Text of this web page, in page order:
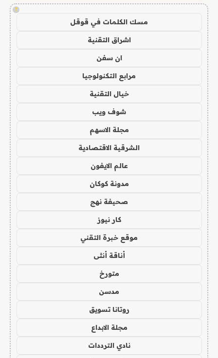
!
مسك الكلمات في قوقل
اشراق التقنية
ان سفن
مرابع التكنولوجيا
خيال التقنية
شوف ويب
مجلة الاسهم
الشرقية الاقتصادية
عالم الايفون
مدونة كوكان
صحيفة نهج
كار نيوز
موقع خبرة التقني
أناقة أنثى
متورخ
مدسن
روتانا تسويق
مجلة الابداع
نادي الترددات